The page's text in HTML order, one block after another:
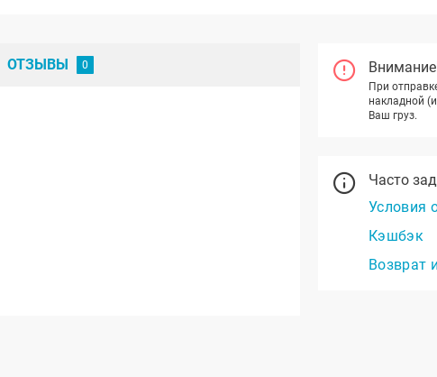
При
накладной
Ваш груз.
Часто
Условия
Кэшбэк
Возврат
ОТЗЫВЫ